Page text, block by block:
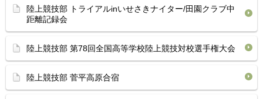
陸上競技部 トライアルinいせさきナイター/田園クラブ中
距離記録会
陸上競技部 第78回全国高等学校陸上競技対校選手権大会
陸上競技部 菅平高原合宿